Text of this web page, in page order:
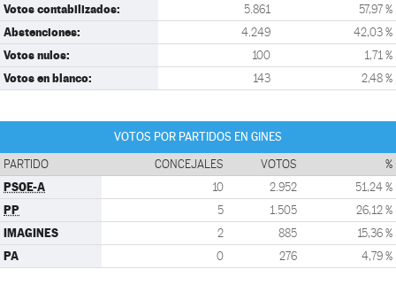
Votos contabilizados: 5.861 57,97 %
Abstenciones: 4.249 42,03 %
Votos nulos: 100 1,71 %
Votos en blanco: 143 2,48 %
VOTOS POR PARTIDOS EN GINES
PARTIDO CONCEJALES VOTOS %
PSOE-A 10 2.952 51,24 %
PP 5 1.505 26,12 %
IMAGINES 2 885 15,36 %
PA 0 276 4,79 %